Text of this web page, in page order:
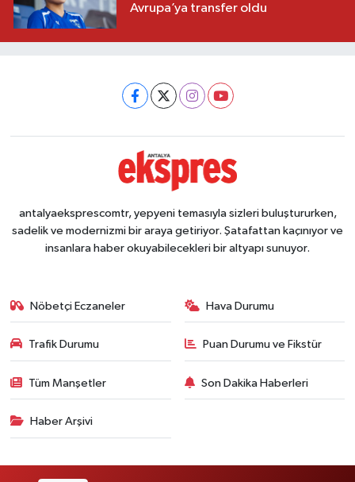
Avrupa’ya transfer oldu
antalyaeksprescomtr, yepyeni temasıyla sizleri buluştururken,
sadelik ve modernizmi bir araya getiriyor. Şatafattan kaçınıyor ve
insanlara haber okuyabilecekleri bir altyapı sunuyor.
Nöbetçi Eczaneler Hava Durumu
Trafik Durumu Puan Durumu ve Fikstür
Tüm Manşetler Son Dakika Haberleri
Haber Arşivi